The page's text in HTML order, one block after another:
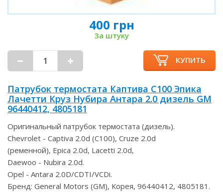
400 грн
За штуку
КУПИТЬ
Патрубок термостата Каптива С100 Эпика
Лачетти Круз Нубира Антара 2.0 дизель GM
96440412, 4805181
Оригинальный патрубок термостата (дизель).
Chevrolet - Captiva 2.0d (С100), Cruze 2.0d
(ременной), Epica 2.0d, Lacetti 2.0d,
Daewoo - Nubira 2.0d.
Opel - Antara 2.0D/CDTI/VCDi.
Бренд: General Motors (GM), Корея, 96440412, 4805181.